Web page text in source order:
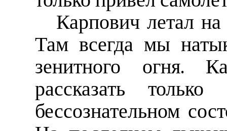
Карпович летал
Там всегда мы
зенитного огня.
рассказать
бессознательном